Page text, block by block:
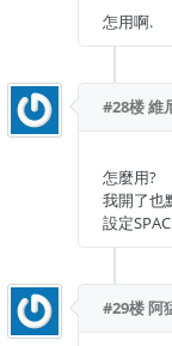
怎用啊.
#28楼維
怎麼用?
我開了也
設定
#29楼阿